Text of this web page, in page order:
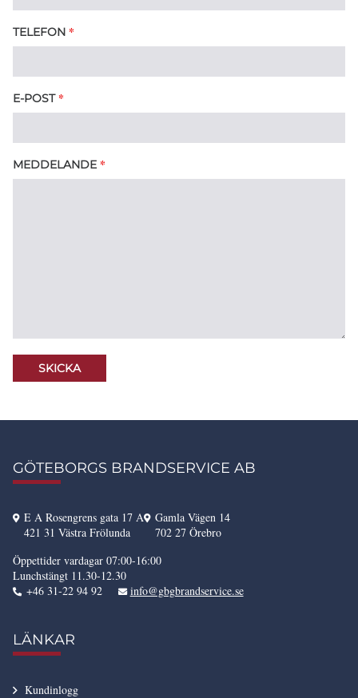
TELEFON *
E-POST *
MEDDELANDE *
GÖTEBORGS BRANDSERVICE AB
E A Rosengrens gata 17 A
421 31 Västra Frölunda
Gamla Vägen 14
702 27 Örebro
Öppettider vardagar 07:00-16:00
Lunchstängt 11.30-12.30
+46 31-22 94 92
info@gbgbrandservice.se
LÄNKAR
Kundinlogg